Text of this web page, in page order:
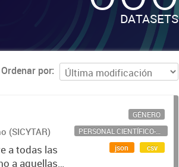
DATASETS
Ordenar por
(SICYTAR)
a todas las
a aquellas
GÉNERO
PERSONAL CIENTÍFICO-TECNOLÓGICO
json
csv